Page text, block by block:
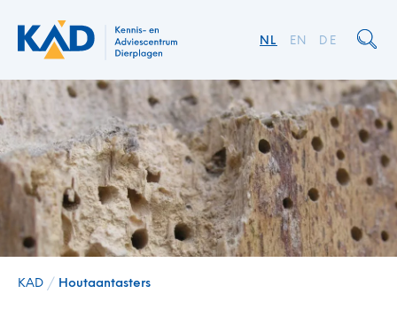
DE
EN
NL
KAD / Houtaantasters